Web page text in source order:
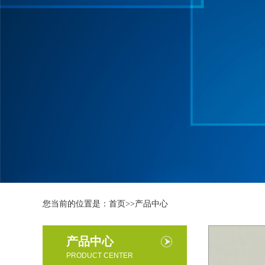
您当前的位置是： 首页>>产品中心
产品中心
PRODUCT CENTER